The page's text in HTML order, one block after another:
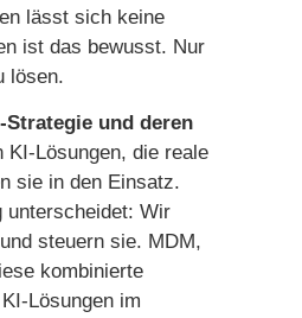
lässt sich keine
ist das bewusst. Nur
lösen.
und deren
Lösungen, die reale
sie in den Einsatz.
unterscheidet: Wir
steuern sie. MDM,
kombinierte
Lösungen im